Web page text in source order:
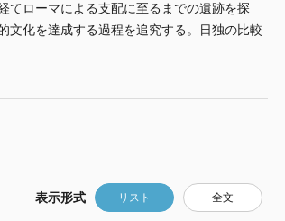
てローマによる支配に至るまでの遺跡を探
文化を達成する過程を追究する。日独の比較
表示形式 リスト 全文